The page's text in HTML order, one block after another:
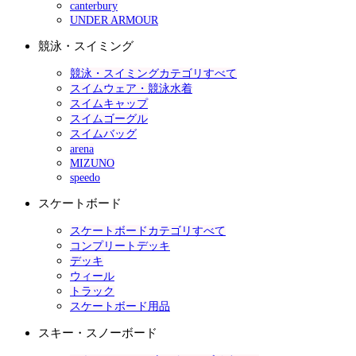
canterbury
UNDER ARMOUR
競泳・スイミング
競泳・スイミングカテゴリすべて
スイムウェア・競泳水着
スイムキャップ
スイムゴーグル
スイムバッグ
arena
MIZUNO
speedo
スケートボード
スケートボードカテゴリすべて
コンプリートデッキ
デッキ
ウィール
トラック
スケートボード用品
スキー・スノーボード